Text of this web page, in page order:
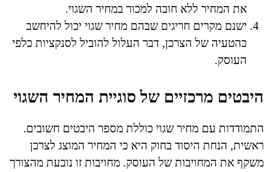
את המחיר ללא חובה למכור במחיר השגוי.
ישנם מקרים חריגים שבהם מחיר שגוי יכול להיחשב
כהטעיה של הצרכן, דבר העלול להוביל לסנקציות כלפי
העוסק.
היבטים מרכזיים של סוגיית המחיר השגוי
התמודדות עם מחיר שגוי כוללת מספר היבטים חשובים.
ראשית, הנחת היסוד בחוק היא כי המחיר המוצג לצרכן
משקף את המחויבות של העוסק. מחויבות זו נובעת מהצורך